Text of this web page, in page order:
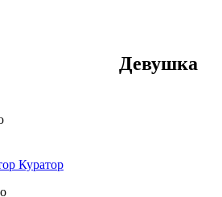
Девушка
Куратор